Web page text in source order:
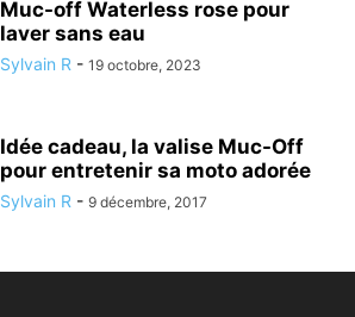
Muc-off Waterless rose pour
laver sans eau
Sylvain R - 19 octobre, 2023
Idée cadeau, la valise Muc-Off
pour entretenir sa moto adorée
Sylvain R - 9 décembre, 2017